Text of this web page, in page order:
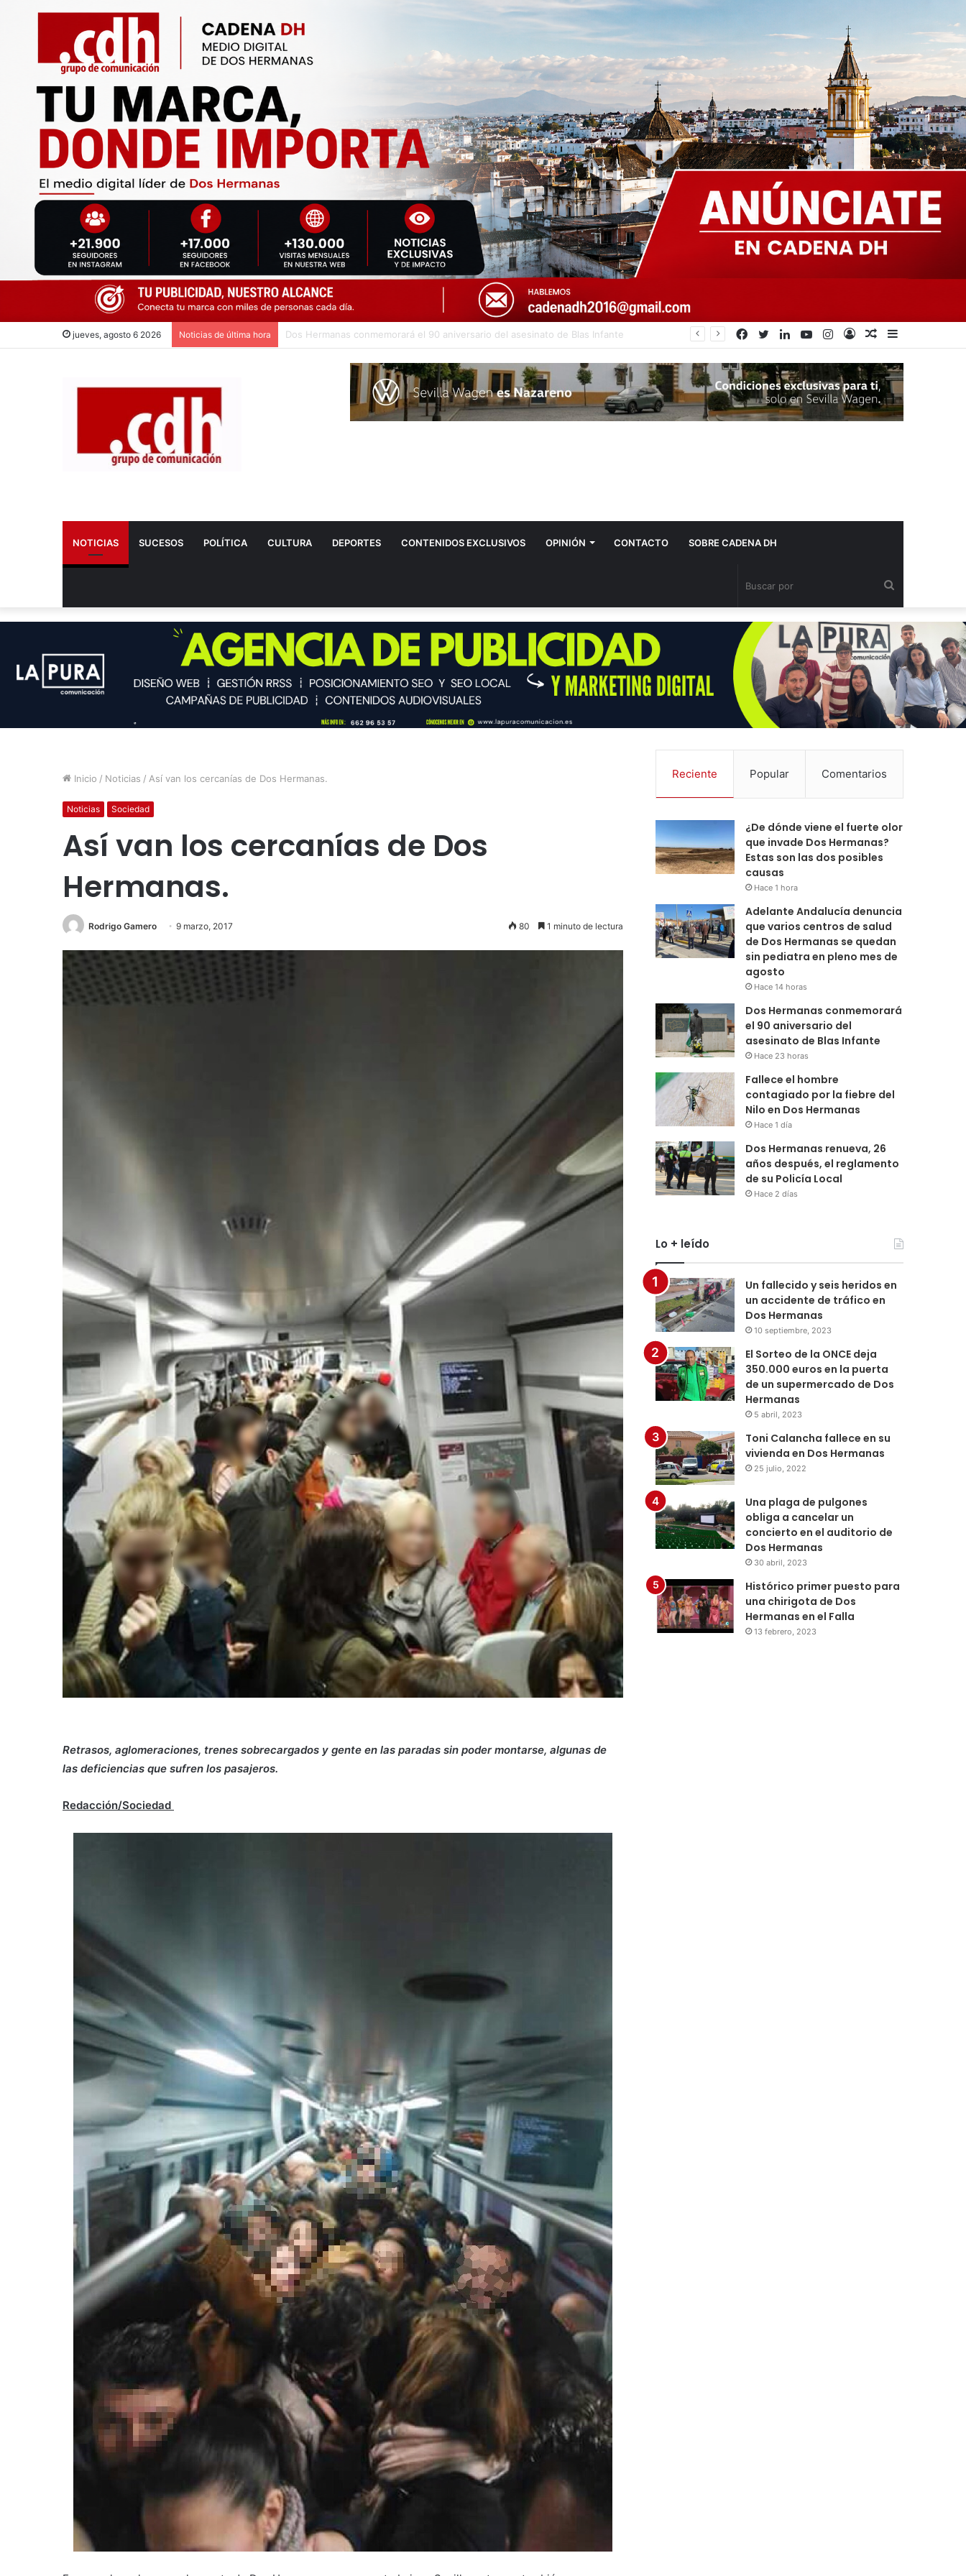
jueves, agosto 6 2026 Noticias de última hora Fallece el hombre contagiado por la fiebre del Nilo en Dos Hermanas
lateral
Publicación
al
azar
Acceso
Instagram
YouTube
LinkedIn
Twitter
Facebook
NOTICIAS SUCESOS POLÍTICA CULTURA DEPORTES CONTENIDOS EXCLUSIVOS OPINIÓN CONTACTO SOBRE CADENA DH
por
Inicio / Noticias / Así van los cercanías de Dos Hermanas.
Noticias Sociedad
Así van los cercanías de Dos
Hermanas.
Rodrigo Gamero 9 marzo, 2017 80 1 minuto de lectura
Retrasos, aglomeraciones, trenes sobrecargados y gente en las paradas sin poder montarse, algunas de
las deficiencias que sufren los pasajeros.
Redacción/Sociedad
Reciente Popular Comentarios
¿De dónde viene el fuerte olor
que invade Dos Hermanas?
Estas son las dos posibles
causas
Hace 1 hora
Adelante Andalucía denuncia
que varios centros de salud
de Dos Hermanas se quedan
sin pediatra en pleno mes de
agosto
Hace 14 horas
Dos Hermanas conmemorará
el 90 aniversario del
asesinato de Blas Infante
Hace 23 horas
Fallece el hombre
contagiado por la fiebre del
Nilo en Dos Hermanas
Hace 1 día
Dos Hermanas renueva, 26
años después, el reglamento
de su Policía Local
Hace 2 días
Lo + leído
Un fallecido y seis heridos en
un accidente de tráfico en
Dos Hermanas
10 septiembre, 2023
El Sorteo de la ONCE deja
350.000 euros en la puerta
de un supermercado de Dos
Hermanas
5 abril, 2023
Toni Calancha fallece en su
vivienda en Dos Hermanas
25 julio, 2022
Una plaga de pulgones
obliga a cancelar un
concierto en el auditorio de
Dos Hermanas
30 abril, 2023
Histórico primer puesto para
una chirigota de Dos
Hermanas en el Falla
13 febrero, 2023